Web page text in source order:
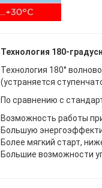
Технология 180-
Технология 180°
(устраняется
По сравнению с
Возможность работы
Большую
Более мягкий старт,
Большие возможности